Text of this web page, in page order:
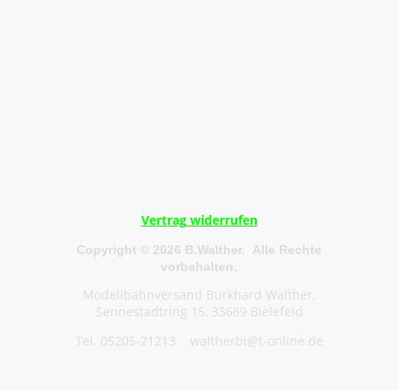
Vertrag widerrufen
Copyright © 2026 B.Walther. Alle Rechte
vorbehalten.
Modellbahnversand Burkhard Walther,
Sennestadtring 15, 33689 Bielefeld
Tel. 05205-21213 waltherbi@t-online.de